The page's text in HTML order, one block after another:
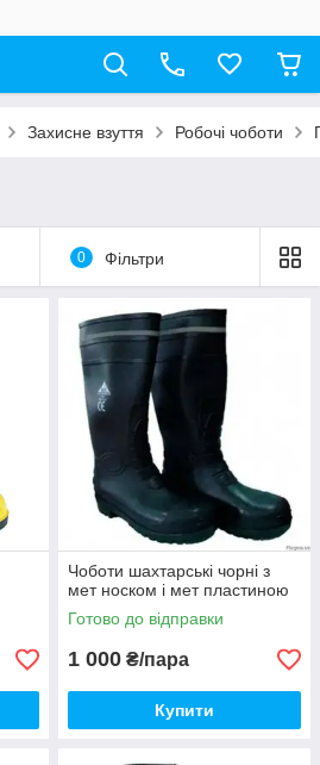
Захисне взуття Робочі чоботи
0 Фільтри
Чоботи шахтарські чорні з
мет носком і мет пластиною
Готово до відправки
1 000 ₴/пара
Купити